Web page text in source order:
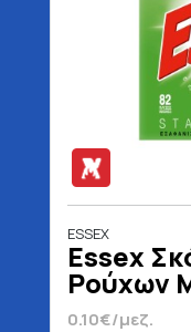
ESSEX
Essex
Ρούχων
3690 gr
0.10€/μεζ.